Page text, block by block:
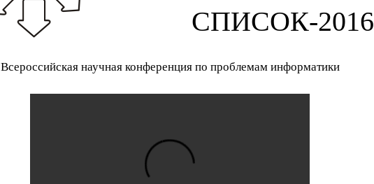
СПИСОК-2016
Всероссийская научная конференция по проблемам информатики